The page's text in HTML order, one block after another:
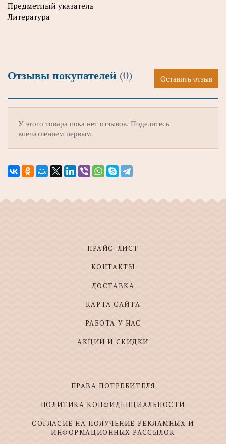
Предметный указатель
Литература
Отзывы покупателей (0) Оставить отзыв
У этого товара пока нет отзывов. Поделитесь
впечатлением первым.
ПРАЙС-ЛИСТ
КОНТАКТЫ
ДОСТАВКА
КАРТА САЙТА
РАБОТА У НАС
АКЦИИ И СКИДКИ
ПРАВА ПОТРЕБИТЕЛЯ
ПОЛИТИКА КОНФИДЕНЦИАЛЬНОСТИ
СОГЛАСИЕ НА ПОЛУЧЕНИЕ РЕКЛАМНЫХ И
ИНФОРМАЦИОННЫХ РАССЫЛОК